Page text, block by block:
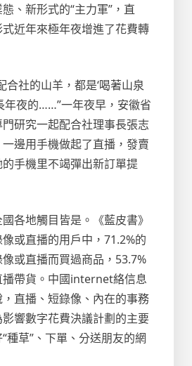
、新形式的“主力軍”，直
近年來極年夜增進了花費轉
合社的山羊，都是‘喝著山泉
年夜的……”一年夜早，安徽省
研究一起配合社理事長張志
邊用手機做起了直播，發賣
手機里不竭彈出新訂單提
各地觸目皆是。《藍皮書》
或直播的用戶中，71.2%的
或直播而買過商品，53.7%
播帶貨。中國internet絡信息
直播、短錄像、內在的事務
響數字花費決議計劃的主要
種草”、下單、分送朋友的網